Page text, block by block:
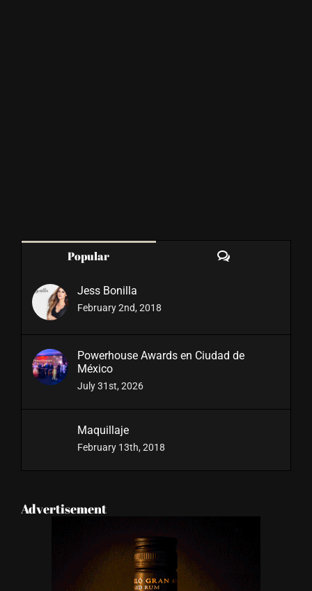
Popular Comments
Jess Bonilla
February 2nd, 2018
Powerhouse Awards en Ciudad de
México
July 31st, 2026
Maquillaje
February 13th, 2018
Advertisement